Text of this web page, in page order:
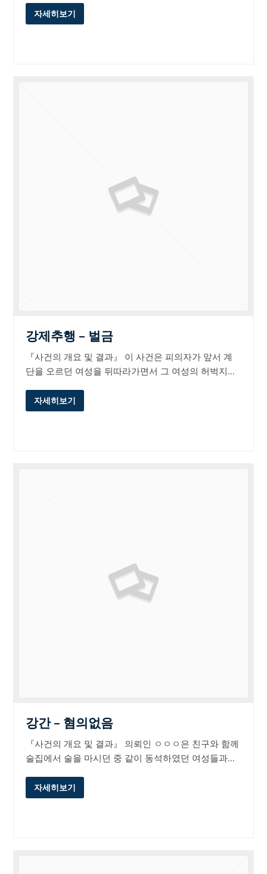
자세히보기
강제추행 – 벌금
『사건의 개요 및 결과』 이 사건은 피의자가 앞서 계
단을 오르던 여성을 뒤따라가면서 그 여성의 허벅지…
자세히보기
강간 – 혐의없음
『사건의 개요 및 결과』 의뢰인 ㅇㅇㅇ은 친구와 함께
술집에서 술을 마시던 중 같이 동석하였던 여성들과…
자세히보기